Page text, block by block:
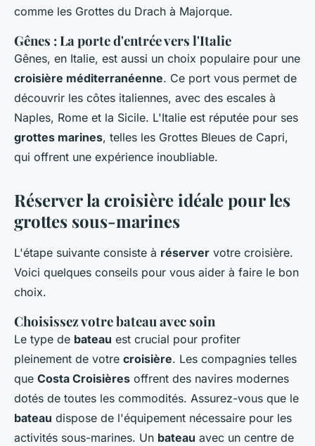
comme les Grottes du Drach à Majorque.
Gênes : La porte d'entrée vers l'Italie
Gênes, en Italie, est aussi un choix populaire pour une
croisière méditerranéenne. Ce port vous permet de
découvrir les côtes italiennes, avec des escales à
Naples, Rome et la Sicile. L'Italie est réputée pour ses
grottes marines, telles les Grottes Bleues de Capri,
qui offrent une expérience inoubliable.
Réserver la croisière idéale pour les
grottes sous-marines
L'étape suivante consiste à réserver votre croisière.
Voici quelques conseils pour vous aider à faire le bon
choix.
Choisissez votre bateau avec soin
Le type de bateau est crucial pour profiter
pleinement de votre croisière. Les compagnies telles
que Costa Croisières offrent des navires modernes
dotés de toutes les commodités. Assurez-vous que le
bateau dispose de l'équipement nécessaire pour les
activités sous-marines. Un bateau avec un centre de